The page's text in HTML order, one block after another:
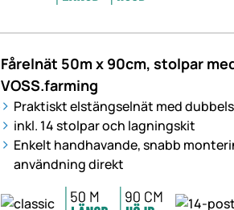
Fårelnät 50m x 90cm, stolpar
VOSS.farming
Praktiskt elstängselnät med
inkl. 14 stolpar och lagningskit
Enkelt handhavande, snabb
användning direkt